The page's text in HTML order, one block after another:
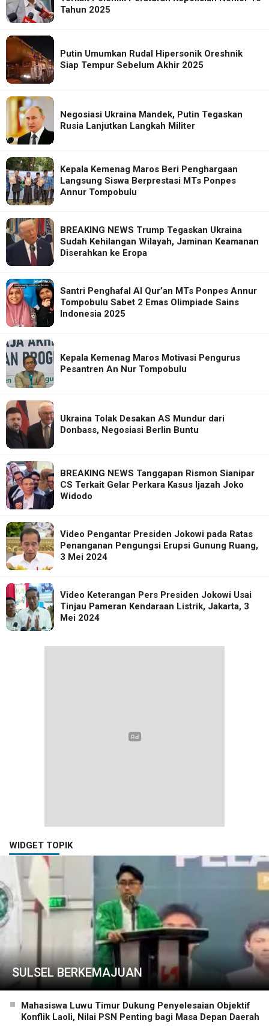
Tahun 2025
Putin Umumkan Rudal Hipersonik Oreshnik
Siap Tempur Sebelum Akhir 2025
Negosiasi Ukraina Mandek, Putin Tegaskan
Rusia Lanjutkan Langkah Militer
Kepala Kemenag Maros Beri Penghargaan
Langsung Siswa Berprestasi MTs Ponpes
Annur Tompobulu
BREAKING NEWS Trump Tegaskan Ukraina
Sudah Kehilangan Wilayah, Jaminan Keamanan
Diserahkan ke Eropa
Santri Penghafal Al Qur’an MTs Ponpes Annur
Tompobulu Sabet 2 Emas Olimpiade Sains
Indonesia 2025
Kepala Kemenag Maros Motivasi Pengurus
Pesantren An Nur Tompobulu
Ukraina Tolak Desakan AS Mundur dari
Donbass, Negosiasi Berlin Buntu
BREAKING NEWS Tanggapan Rismon Sianipar
CS Terkait Gelar Perkara Kasus Ijazah Joko
Widodo
Video Pengantar Presiden Jokowi pada Ratas
Penanganan Pengungsi Erupsi Gunung Ruang,
3 Mei 2024
Video Keterangan Pers Presiden Jokowi Usai
Tinjau Pameran Kendaraan Listrik, Jakarta, 3
Mei 2024
WIDGET TOPIK
SULSEL BERKEMAJUAN
Mahasiswa Luwu Timur Dukung Penyelesaian Objektif
Konflik Laoli, Nilai PSN Penting bagi Masa Depan Daerah